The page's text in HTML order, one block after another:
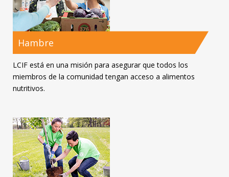
Hambre
LCIF está en una misión para asegurar que todos los
miembros de la comunidad tengan acceso a alimentos
nutritivos.